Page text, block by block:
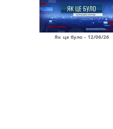
Як це було - 12/06/26